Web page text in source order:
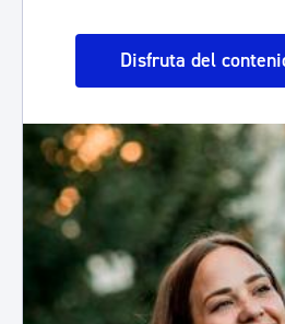
Disfruta del